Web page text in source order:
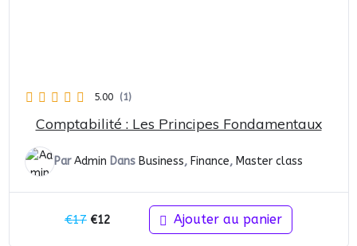
5.00 (1)
Comptabilité : Les Principes Fondamentaux
ParAdmin Dans Business, Finance, Master class
€17 Le
€12Le
Ajouter au panier